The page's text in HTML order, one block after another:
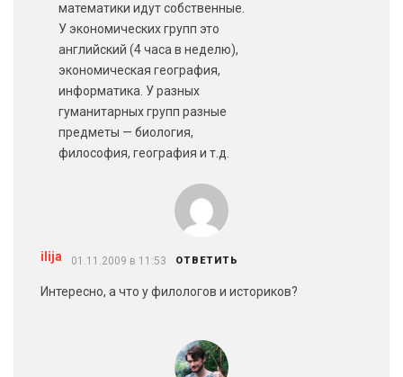
математики идут собственные.
У экономических групп это
английский (4 часа в неделю),
экономическая география,
информатика. У разных
гуманитарных групп разные
предметы — биология,
философия, география и т.д.
ilija 01.11.2009 в 11:53 ОТВЕТИТЬ
Интересно, а что у филологов и историков?